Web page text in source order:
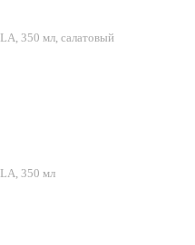
350 мл, салатовый
350 мл